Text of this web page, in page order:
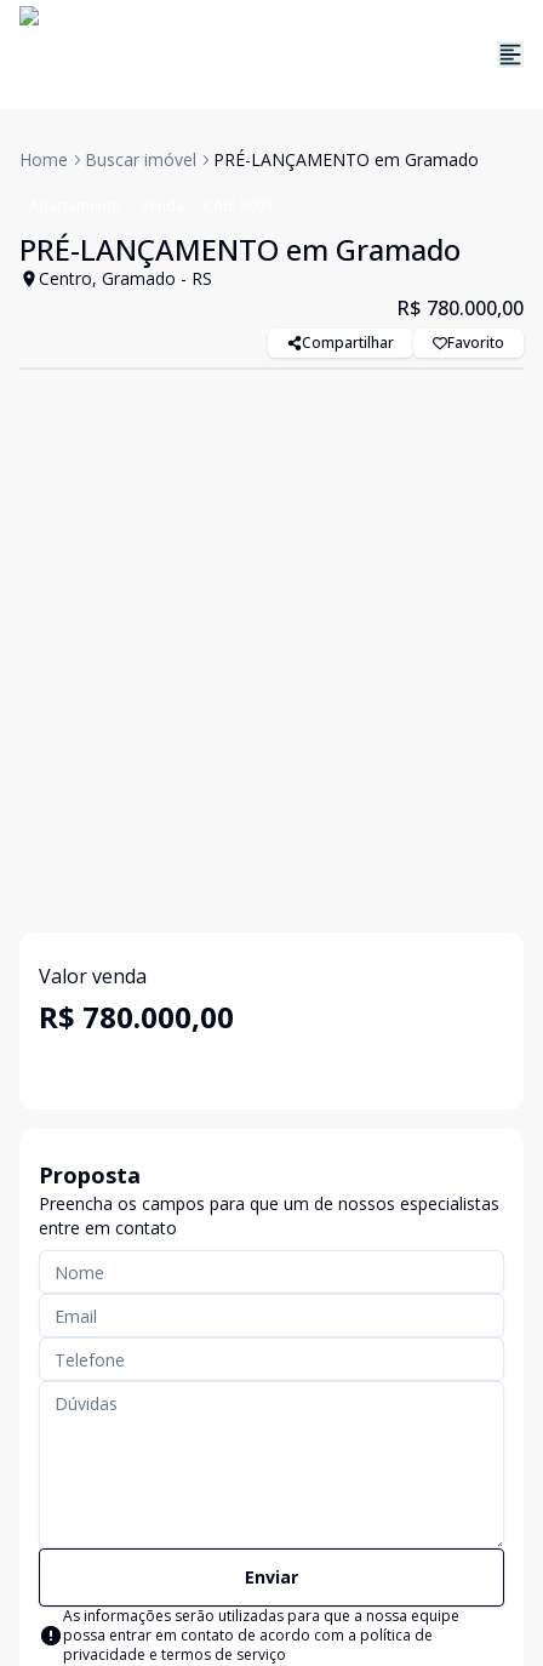
Home Buscar imóvel PRÉ-LANÇAMENTO em Gramado
PRÉ-LANÇAMENTO em Gramado
Centro, Gramado - RS
R$ 780.000,00
Compartilhar Favorito
Valor venda
R$ 780.000,00
Proposta
Preencha os campos para que um de nossos especialistas
entre em contato
Enviar
As informações serão utilizadas para que a nossa equipe
possa entrar em contato de acordo com a política de
privacidade e termos de serviço